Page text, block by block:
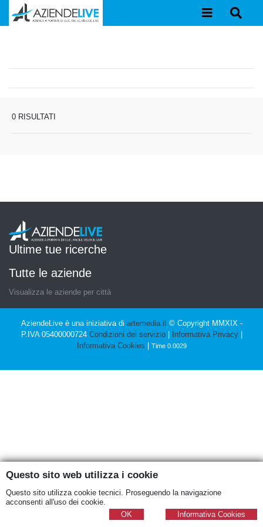
0 RISULTATI
Ultime tue ricerche
Tutte le aziende
Visualizza le aziende per città
AziendeLive è una iniziativa di artemedia.it© Copyright MMXIX -
P.IVA 05400000724 Condizioni del servizio| Informativa Privacy|
Informativa Cookies | Time 0.0029
Questo sito web utilizza i cookie
Questo sito utilizza cookie tecnici. Proseguendo la navigazione
acconsenti all'uso dei cookie.
Informativa Cookies
OK